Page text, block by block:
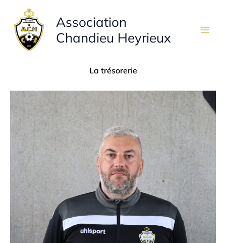
contenu
Association
Chandieu Heyrieux
La trésorerie